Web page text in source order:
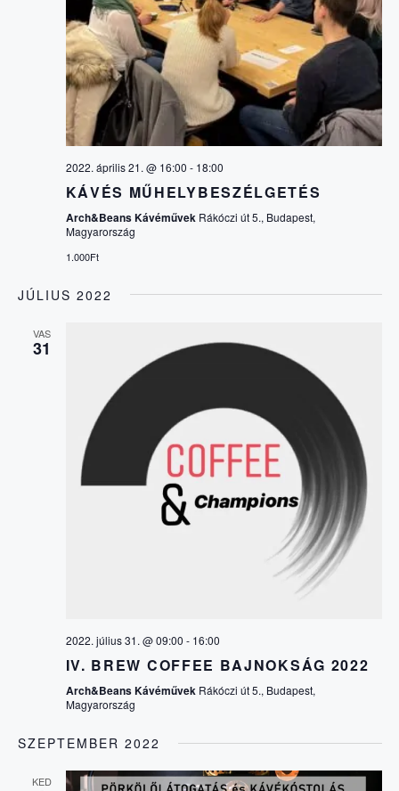
N
Y
E
S
É
S
E
S
É
é
s
Y
N
É
Z
A
C
2022. április 21. @ 16:00 - 18:00
KÁVÉS MŰHELYBESZÉLGETÉS
Arch&Beans Kávéművek Rákóczi út 5., Budapest,
Magyarország
1.000Ft
JÚLIUS 2022
VAS
31
2022. július 31. @ 09:00 - 16:00
IV. BREW COFFEE BAJNOKSÁG 2022
Arch&Beans Kávéművek Rákóczi út 5., Budapest,
Magyarország
SZEPTEMBER 2022
KED